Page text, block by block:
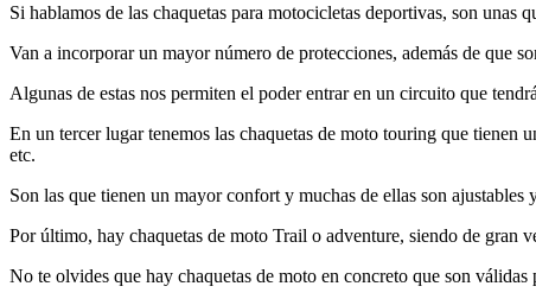
Si hablamos de las chaquetas para motocicletas deportivas, son unas
Van a incorporar un mayor número de protecciones, además de que
Algunas de estas nos permiten el poder entrar en un circuito que
En un tercer lugar tenemos las chaquetas de moto touring que tienen
etc.
Son las que tienen un mayor confort y muchas de ellas son
Por último, hay chaquetas de moto Trail o adventure, siendo de gran
No te olvides que hay chaquetas de moto en concreto que son